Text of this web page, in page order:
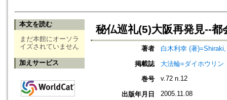
本文を読む
まだ本館にオーソラ
イズされていません
加えサービス
秘仏巡礼(5)大阪再発見--
著者
白木利幸 (著
掲載誌
大法輪=ダイホウリン
巻号
v.72 n.12
出版年月日 2005.11.08